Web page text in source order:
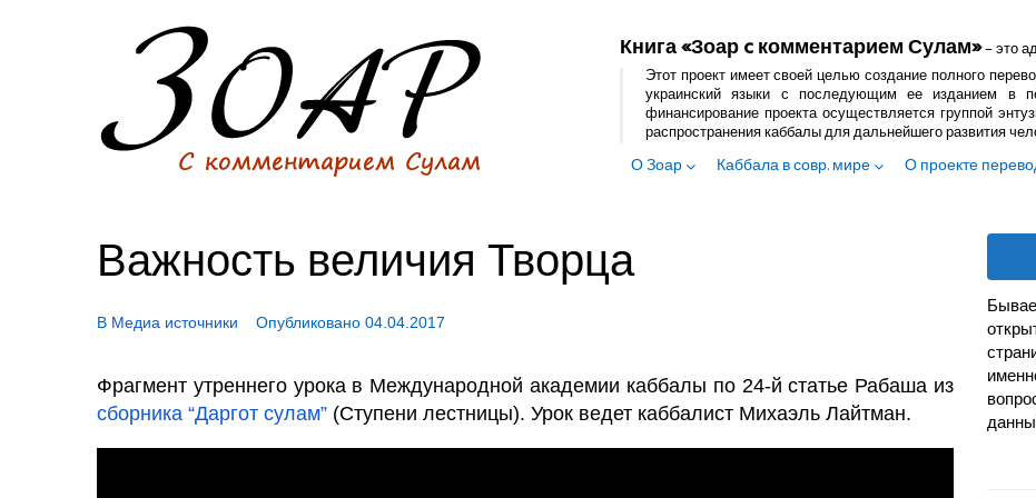
Книга «Зоар c комментарием Сулам»– это
Этот проект имеет своей целью создание полного
украинский языки с последующим ее изданием в
финансирование проекта осуществляется группой
распространения каббалы для дальнейшего развития
О Зоар Каббала в совр. мире О проекте
Важность величия Творца
В Медиа источники Опубликовано 04.04.2017
Фрагмент утреннего урока в Международной академии каббалы по 24-й статье Рабаша из
сборника “Даргот сулам” (Ступени лестницы). Урок ведет каббалист Михаэль Лайтман.